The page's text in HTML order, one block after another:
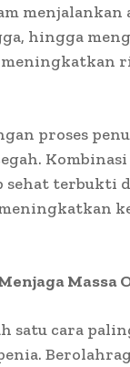
hingga
proses
sehat terbukti
Massa
satu cara